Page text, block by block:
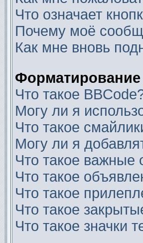
Что означает
Почему моё
Как мне вновь
Что такое
Могу ли я
Что такое
Могу ли я
Что такое важные
Что такое
Что такое
Что такое
Что такое значки